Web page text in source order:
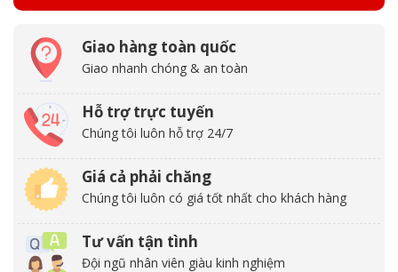
Giao hàng toàn quốc
Giao nhanh chóng & an toàn
Hỗ trợ trực tuyến
Chúng tôi luôn hỗ trợ 24/7
Giá cả phải chăng
Chúng tôi luôn có giá tốt nhất cho khách hàng
Tư vấn tận tình
Đội ngũ nhân viên giàu kinh nghiệm